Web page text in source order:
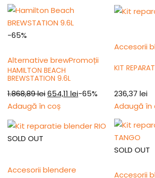
-65%
Alternative brewPromoții
HAMILTON BEACH
BREWSTATION 9.6L
1.868,89lei654,11 lei-65%
Adaugă în coș
Accesorii
KIT
236,37 lei
Adaugă în
SOLD OUT
Accesorii blendere
SOLD OUT
Accesorii